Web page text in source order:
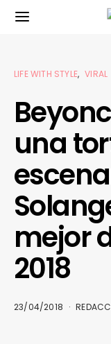
LIFE WITH STYLE VIRAL
una
mejor
2018
23/04/2018